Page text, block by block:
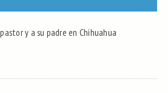
y a su padre en Chihuahua